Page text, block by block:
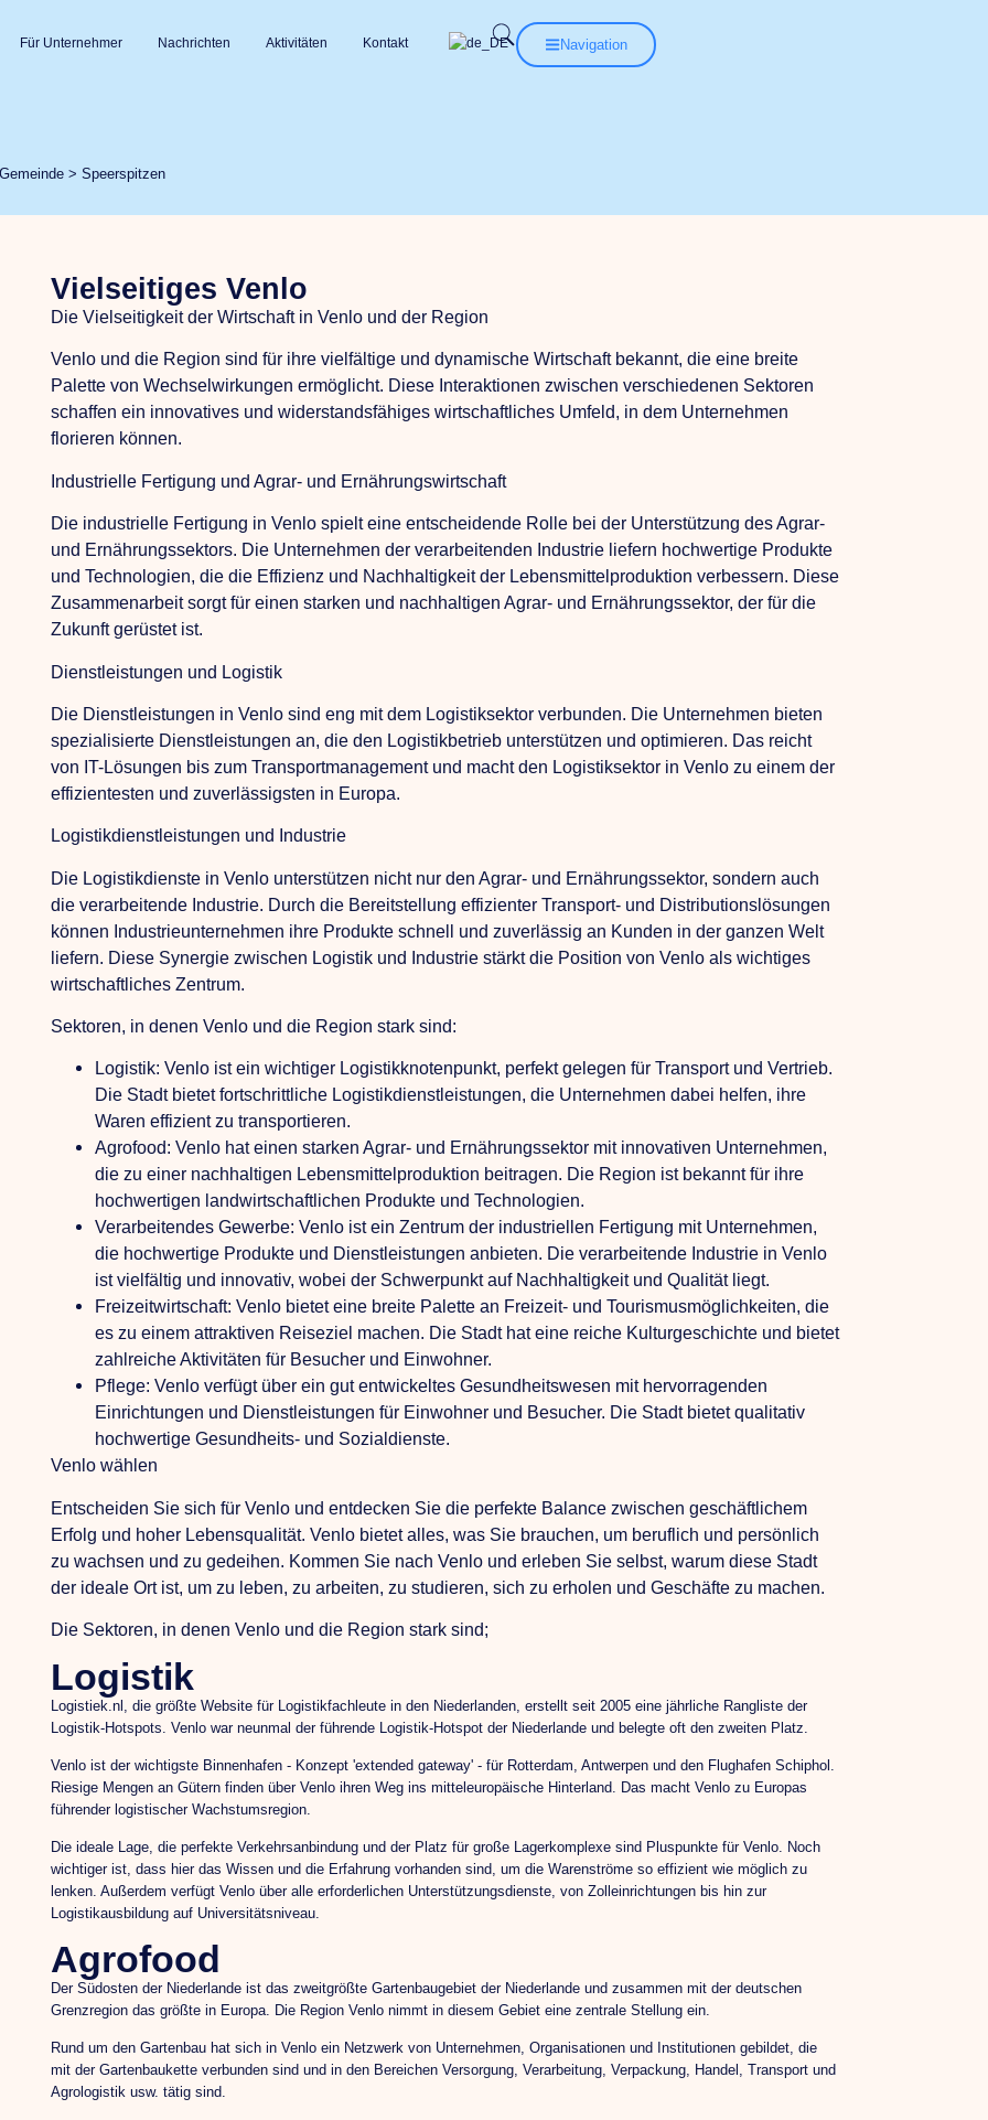
Für Unternehmer Nachrichten Aktivitäten Kontakt Navigation
>Speerspitzen
Vielseitiges Venlo
Die Vielseitigkeit der Wirtschaft in Venlo und der Region
Venlo und die Region sind für ihre vielfältige und dynamische Wirtschaft bekannt, die eine breite
Palette von Wechselwirkungen ermöglicht. Diese Interaktionen zwischen verschiedenen Sektoren
schaffen ein innovatives und widerstandsfähiges wirtschaftliches Umfeld, in dem Unternehmen
florieren können.
Industrielle Fertigung und Agrar- und Ernährungswirtschaft
Die industrielle Fertigung in Venlo spielt eine entscheidende Rolle bei der Unterstützung des Agrar-
und Ernährungssektors. Die Unternehmen der verarbeitenden Industrie liefern hochwertige Produkte
und Technologien, die die Effizienz und Nachhaltigkeit der Lebensmittelproduktion verbessern. Diese
Zusammenarbeit sorgt für einen starken und nachhaltigen Agrar- und Ernährungssektor, der für die
Zukunft gerüstet ist.
Dienstleistungen und Logistik
Die Dienstleistungen in Venlo sind eng mit dem Logistiksektor verbunden. Die Unternehmen bieten
spezialisierte Dienstleistungen an, die den Logistikbetrieb unterstützen und optimieren. Das reicht
von IT-Lösungen bis zum Transportmanagement und macht den Logistiksektor in Venlo zu einem der
effizientesten und zuverlässigsten in Europa.
Logistikdienstleistungen und Industrie
Die Logistikdienste in Venlo unterstützen nicht nur den Agrar- und Ernährungssektor, sondern auch
die verarbeitende Industrie. Durch die Bereitstellung effizienter Transport- und Distributionslösungen
können Industrieunternehmen ihre Produkte schnell und zuverlässig an Kunden in der ganzen Welt
liefern. Diese Synergie zwischen Logistik und Industrie stärkt die Position von Venlo als wichtiges
wirtschaftliches Zentrum.
Sektoren, in denen Venlo und die Region stark sind:
Logistik: Venlo ist ein wichtiger Logistikknotenpunkt, perfekt gelegen für Transport und Vertrieb.
Die Stadt bietet fortschrittliche Logistikdienstleistungen, die Unternehmen dabei helfen, ihre
Waren effizient zu transportieren.
Agrofood: Venlo hat einen starken Agrar- und Ernährungssektor mit innovativen Unternehmen,
die zu einer nachhaltigen Lebensmittelproduktion beitragen. Die Region ist bekannt für ihre
hochwertigen landwirtschaftlichen Produkte und Technologien.
Verarbeitendes Gewerbe: Venlo ist ein Zentrum der industriellen Fertigung mit Unternehmen,
die hochwertige Produkte und Dienstleistungen anbieten. Die verarbeitende Industrie in Venlo
ist vielfältig und innovativ, wobei der Schwerpunkt auf Nachhaltigkeit und Qualität liegt.
Freizeitwirtschaft: Venlo bietet eine breite Palette an Freizeit- und Tourismusmöglichkeiten, die
es zu einem attraktiven Reiseziel machen. Die Stadt hat eine reiche Kulturgeschichte und bietet
zahlreiche Aktivitäten für Besucher und Einwohner.
Pflege: Venlo verfügt über ein gut entwickeltes Gesundheitswesen mit hervorragenden
Einrichtungen und Dienstleistungen für Einwohner und Besucher. Die Stadt bietet qualitativ
hochwertige Gesundheits- und Sozialdienste.
Venlo wählen
Entscheiden Sie sich für Venlo und entdecken Sie die perfekte Balance zwischen geschäftlichem
Erfolg und hoher Lebensqualität. Venlo bietet alles, was Sie brauchen, um beruflich und persönlich
zu wachsen und zu gedeihen. Kommen Sie nach Venlo und erleben Sie selbst, warum diese Stadt
der ideale Ort ist, um zu leben, zu arbeiten, zu studieren, sich zu erholen und Geschäfte zu machen.
Die Sektoren, in denen Venlo und die Region stark sind;
Logistik
Logistiek.nl, die größte Website für Logistikfachleute in den Niederlanden, erstellt seit 2005 eine jährliche Rangliste der
Logistik-Hotspots. Venlo war neunmal der führende Logistik-Hotspot der Niederlande und belegte oft den zweiten Platz.
Venlo ist der wichtigste Binnenhafen - Konzept 'extended gateway' - für Rotterdam, Antwerpen und den Flughafen Schiphol.
Riesige Mengen an Gütern finden über Venlo ihren Weg ins mitteleuropäische Hinterland. Das macht Venlo zu Europas
führender logistischer Wachstumsregion.
Die ideale Lage, die perfekte Verkehrsanbindung und der Platz für große Lagerkomplexe sind Pluspunkte für Venlo. Noch
wichtiger ist, dass hier das Wissen und die Erfahrung vorhanden sind, um die Warenströme so effizient wie möglich zu
lenken. Außerdem verfügt Venlo über alle erforderlichen Unterstützungsdienste, von Zolleinrichtungen bis hin zur
Logistikausbildung auf Universitätsniveau.
Agrofood
Der Südosten der Niederlande ist das zweitgrößte Gartenbaugebiet der Niederlande und zusammen mit der deutschen
Grenzregion das größte in Europa. Die Region Venlo nimmt in diesem Gebiet eine zentrale Stellung ein.
Rund um den Gartenbau hat sich in Venlo ein Netzwerk von Unternehmen, Organisationen und Institutionen gebildet, die
mit der Gartenbaukette verbunden sind und in den Bereichen Versorgung, Verarbeitung, Verpackung, Handel, Transport und
Agrologistik usw. tätig sind.